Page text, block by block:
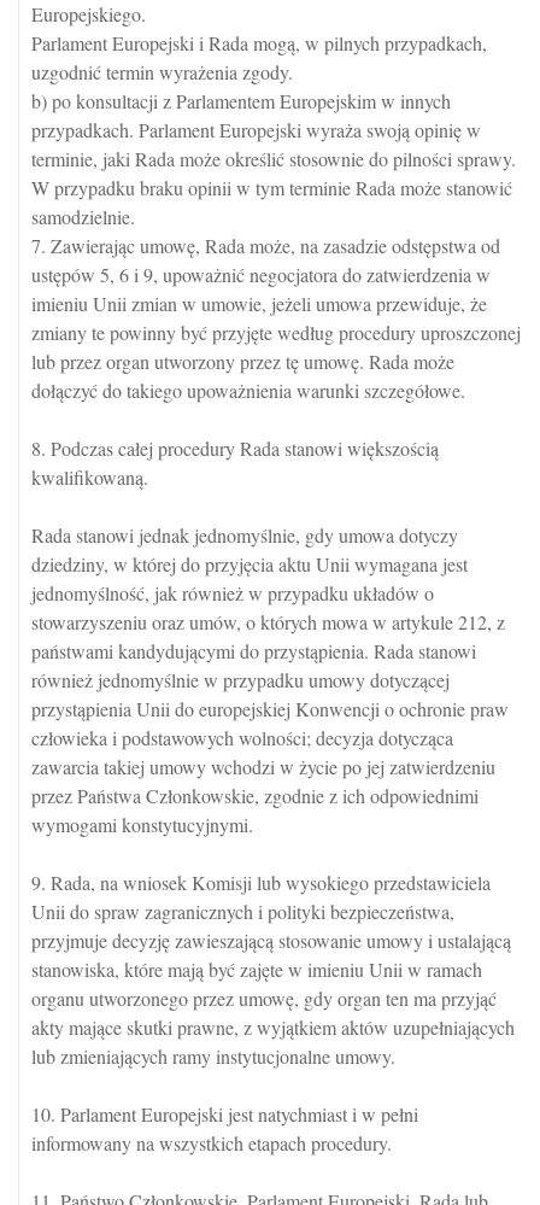
Europejskiego.
Parlament Europejski i Rada mogą, w pilnych przypadkach,
uzgodnić termin wyrażenia zgody.
b) po konsultacji z Parlamentem Europejskim w innych
przypadkach. Parlament Europejski wyraża swoją opinię w
terminie, jaki Rada może określić stosownie do pilności sprawy.
W przypadku braku opinii w tym terminie Rada może stanowić
samodzielnie.
7. Zawierając umowę, Rada może, na zasadzie odstępstwa od
ustępów 5, 6 i 9, upoważnić negocjatora do zatwierdzenia w
imieniu Unii zmian w umowie, jeżeli umowa przewiduje, że
zmiany te powinny być przyjęte według procedury uproszczonej
lub przez organ utworzony przez tę umowę. Rada może
dołączyć do takiego upoważnienia warunki szczegółowe.
8. Podczas całej procedury Rada stanowi większością
kwalifikowaną.
Rada stanowi jednak jednomyślnie, gdy umowa dotyczy
dziedziny, w której do przyjęcia aktu Unii wymagana jest
jednomyślność, jak również w przypadku układów o
stowarzyszeniu oraz umów, o których mowa w artykule 212, z
państwami kandydującymi do przystąpienia. Rada stanowi
również jednomyślnie w przypadku umowy dotyczącej
przystąpienia Unii do europejskiej Konwencji o ochronie praw
człowieka i podstawowych wolności; decyzja dotycząca
zawarcia takiej umowy wchodzi w życie po jej zatwierdzeniu
przez Państwa Członkowskie, zgodnie z ich odpowiednimi
wymogami konstytucyjnymi.
9. Rada, na wniosek Komisji lub wysokiego przedstawiciela
Unii do spraw zagranicznych i polityki bezpieczeństwa,
przyjmuje decyzję zawieszającą stosowanie umowy i ustalającą
stanowiska, które mają być zajęte w imieniu Unii w ramach
organu utworzonego przez umowę, gdy organ ten ma przyjąć
akty mające skutki prawne, z wyjątkiem aktów uzupełniających
lub zmieniających ramy instytucjonalne umowy.
10. Parlament Europejski jest natychmiast i w pełni
informowany na wszystkich etapach procedury.